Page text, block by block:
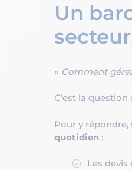
Un
« Comment
C’est la
Pour y
quotidien :
Les devis